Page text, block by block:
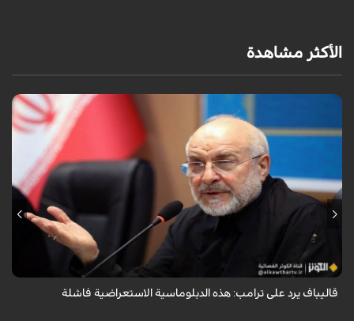
الأكثر مشاهدة
أكد رئيس مجلس الشورى الإسلامي الإيراني أن التصريحات الاستعراضية
والتهديدات المتكررة لم تعد تُجدي نفعاً، واصفاً إياها بالدبلوماسية الفاشلة.
قاليباف يرد على ترامب: هذه الدبلوماسية الاستعراضية فاشلة